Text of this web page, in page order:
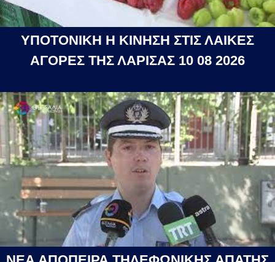
ΥΠΟΤΟΝΙΚΗ Η ΚΙΝΗΣΗ ΣΤΙΣ ΛΑΙΚΕΣ
ΑΓΟΡΕΣ ΤΗΣ ΛΑΡΙΣΑΣ 10 08 2026